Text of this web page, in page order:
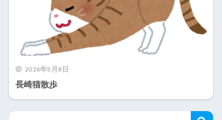
2026年5月8日
長崎猫散歩